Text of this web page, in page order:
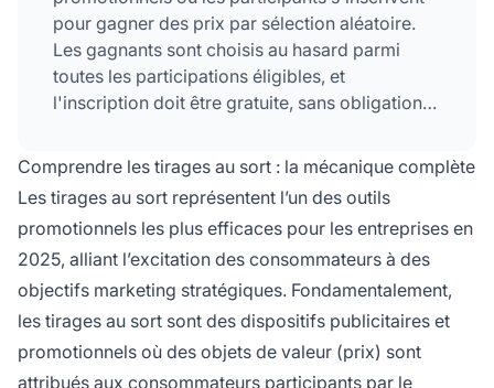
pour gagner des prix par sélection aléatoire.
Les gagnants sont choisis au hasard parmi
toutes les participations éligibles, et
l'inscription doit être gratuite, sans obligation
réglementés afin de garantir l'équité et la
transparence.
Comprendre les tirages au sort : la mécanique complète
Les tirages au sort représentent l’un des outils
promotionnels les plus efficaces pour les entreprises en
2025, alliant l’excitation des consommateurs à des
objectifs marketing stratégiques. Fondamentalement,
les tirages au sort sont des dispositifs publicitaires et
promotionnels où des objets de valeur (prix) sont
attribués aux consommateurs participants par le